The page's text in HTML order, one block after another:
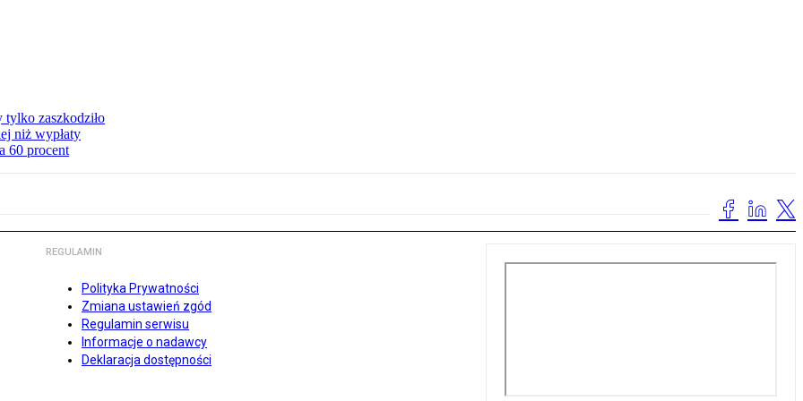
tylko zaszkodziło
niż wypłaty
60 procent
REGULAMIN
Polityka Prywatności
Zmiana ustawień zgód
Regulamin serwisu
Informacje o nadawcy
Deklaracja dostępności